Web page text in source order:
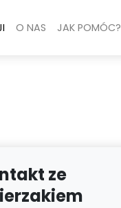
O NAS JAK POMÓC?
ze